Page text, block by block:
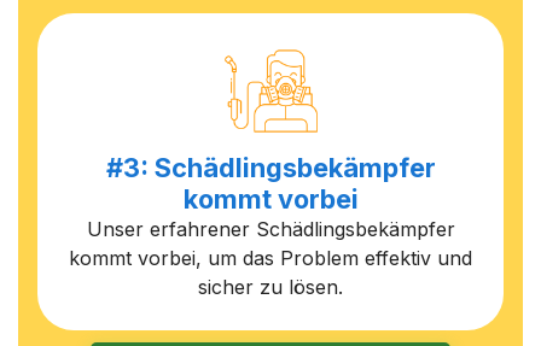
#3: Schädlingsbekämpfer
kommt vorbei
Unser erfahrener Schädlingsbekämpfer
kommt vorbei, um das Problem effektiv und
sicher zu lösen.